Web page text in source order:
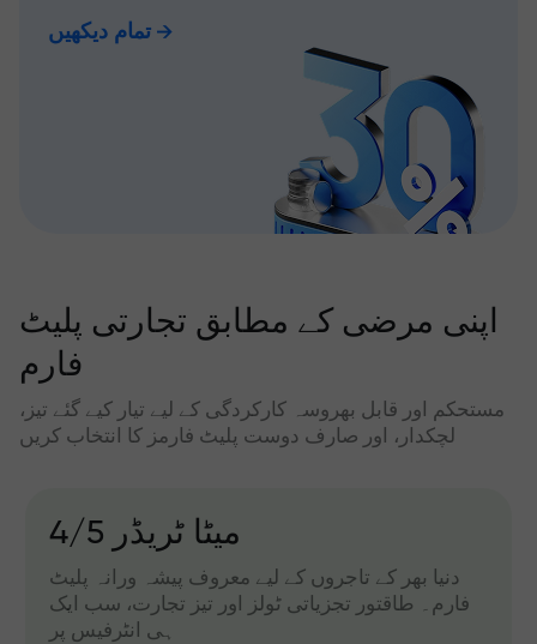
تمام دیکھیں
اپنی مرضی کے مطابق تجارتی پلیٹ
فارم
مستحکم اور قابل بھروسہ کارکردگی کے لیے تیار کیے گئے تیز،
لچکدار، اور صارف دوست پلیٹ فارمز کا انتخاب کریں
میٹا ٹریڈر 4/5
دنیا بھر کے تاجروں کے لیے معروف پیشہ ورانہ پلیٹ
فارم۔ طاقتور تجزیاتی ٹولز اور تیز تجارت، سب ایک
ہی انٹرفیس پر